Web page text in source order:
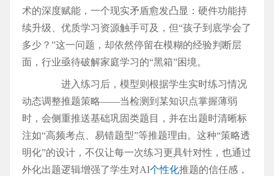
术的深度赋能，一个现实矛盾愈发凸显：硬件功能持
续升级、优质学习资源触手可及，但“孩子到底学会了
多少？”这一问题，却依然停留在模糊的经验判断层
面，行业亟待破解家庭学习的“黑箱”困境。
进入练习后，模型则根据学生实时练习情况
动态调整推题策略——当检测到某知识点掌握薄弱
时，会侧重推送基础巩固类题目，并在出题时清晰标
注如“高频考点、易错题型”等推题理由。这种“策略透
明化”的设计，不仅让每一次练习更具针对性，也通过
外化出题逻辑增强了学生对AI个性化推题的信任感，